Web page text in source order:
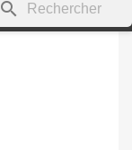
search